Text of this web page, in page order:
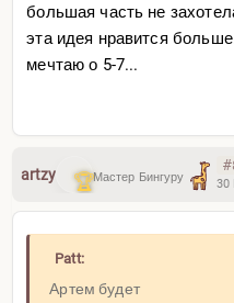
большая часть не
эта идея нравится
мечтаю о 5-7...
artzy Мастер Бингуру 30
Patt:
Артем будет